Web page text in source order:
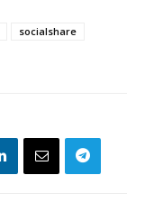
socialshare